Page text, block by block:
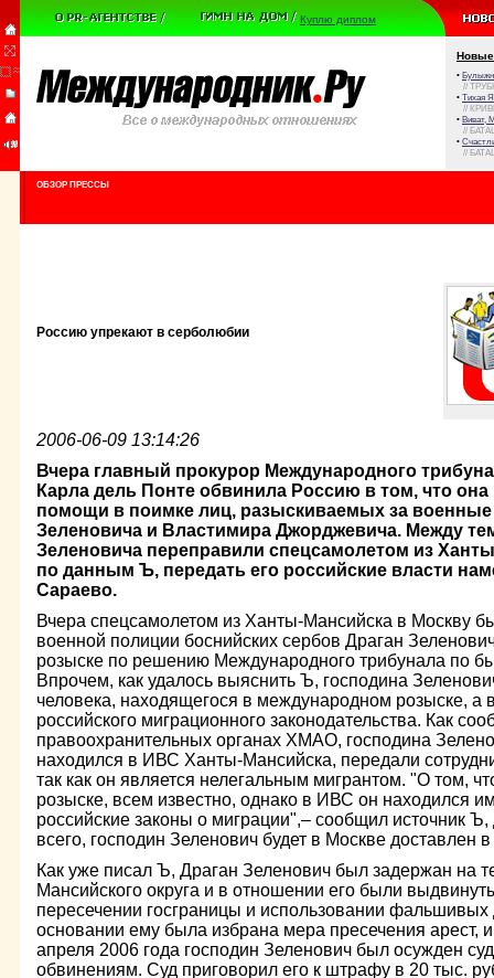
Куплю диплом
Новые
•
//
• Тихая
//
• Виват,
//
•
//
ОБЗОР ПРЕССЫ
Россию упрекают в серболюбии
2006-06-09 13:14:26
Вчера главный прокурор Международного
Карла дель Понте обвинила Россию в том, что она
помощи в поимке лиц, разыскиваемых за военные
Зеленовича и Властимира Джорджевича. Между
Зеленовича переправили спецсамолетом из
по данным Ъ, передать его российские власти
Сараево.
Вчера спецсамолетом из Ханты-Мансийска в Москву
военной полиции боснийских сербов Драган
розыске по решению Международного трибунала по
Впрочем, как удалось выяснить Ъ, господина
человека, находящегося в международном розыске, а
российского миграционного законодательства. Как
правоохранительных органах ХМАО, господина
находился в ИВС Ханты-Мансийска, передали
так как он является нелегальным мигрантом. "О том,
розыске, всем известно, однако в ИВС он находился
российские законы о миграции",– сообщил источник
всего, господин Зеленович будет в Москве доставлен
Как уже писал Ъ, Драган Зеленович был задержан на
Мансийского округа и в отношении его были
пересечении госграницы и использовании
основании ему была избрана мера пресечения
апреля 2006 года господин Зеленович был осужден
обвинениям. Суд приговорил его к штрафу в 20 тыс.